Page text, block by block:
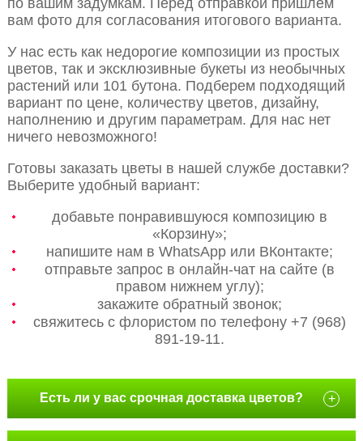
вам фото для согласования итогового варианта.
У нас есть как недорогие композиции из простых
цветов, так и эксклюзивные букеты из необычных
растений или 101 бутона. Подберем подходящий
вариант по цене, количеству цветов, дизайну,
наполнению и другим параметрам. Для нас нет
ничего невозможного!
Готовы заказать цветы в нашей службе доставки?
Выберите удобный вариант:
добавьте понравившуюся композицию в
«Корзину»;
напишите нам в WhatsApp или ВКонтакте;
отправьте запрос в онлайн-чат на сайте (в
правом нижнем углу);
закажите обратный звонок;
свяжитесь с флористом по телефону +7 (968)
891-19-11.
Есть ли у вас срочная доставка цветов? +